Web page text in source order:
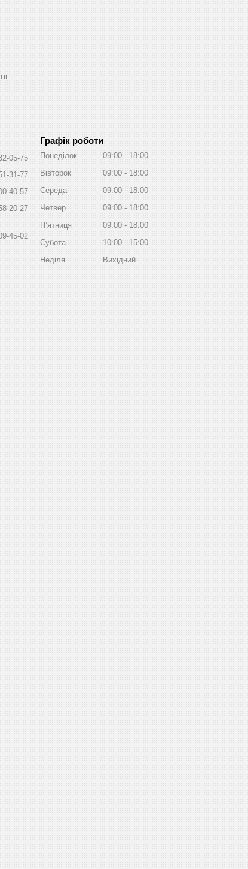
05-75
31-77
40-57
20-27
45-02
Графік роботи
Понеділок 09:00
18:00
Вівторок
09:00
18:00
Середа
09:00
18:00
Четвер
09:00
18:00
Пʼятниця
09:00
18:00
Субота
10:00
15:00
Неділя
Вихідний